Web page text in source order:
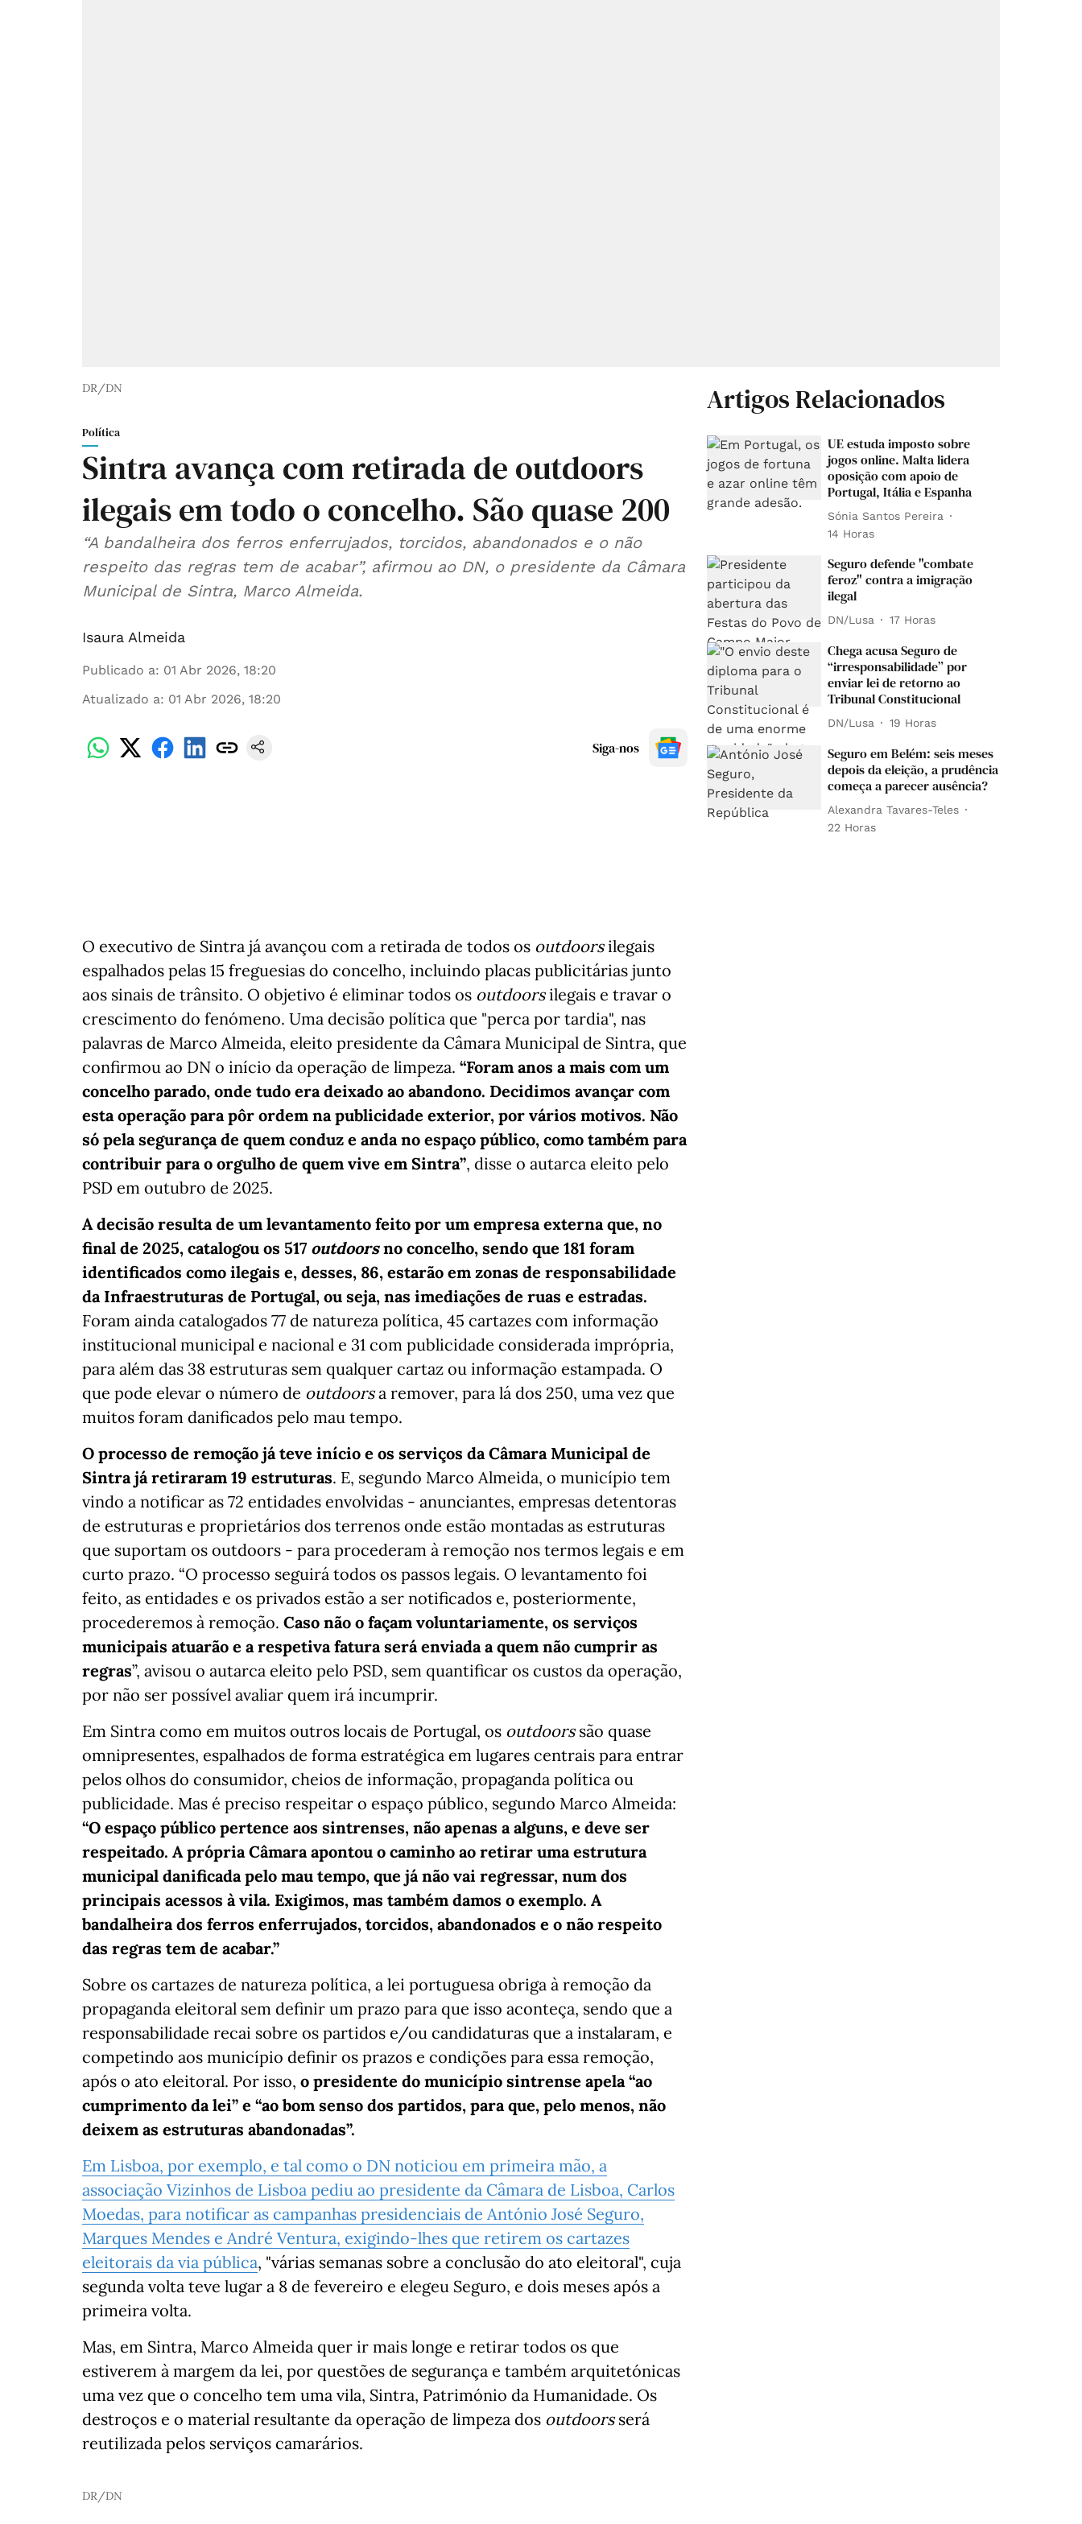
DR/DN
Política
Sintra avança com retirada de outdoors
ilegais em todo o concelho. São quase 200
“A bandalheira dos ferros enferrujados, torcidos, abandonados e o não
respeito das regras tem de acabar”, afirmou ao DN, o presidente da Câmara
Municipal de Sintra, Marco Almeida.
Isaura Almeida
Publicado a: 01 Abr 2026, 18:20
Atualizado a: 01 Abr 2026, 18:20
Siga-nos
O executivo de Sintra já avançou com a retirada de todos os outdoorsilegais
espalhados pelas 15 freguesias do concelho, incluindo placas publicitárias junto
aos sinais de trânsito. O objetivo é eliminar todos os outdoorsilegais e travar o
crescimento do fenómeno. Uma decisão política que "perca por tardia", nas
palavras de Marco Almeida, eleito presidente da Câmara Municipal de Sintra, que
confirmou ao DN o início da operação de limpeza. “Foram anos a mais com um
concelho parado, onde tudo era deixado ao abandono. Decidimos avançar com
esta operação para pôr ordem na publicidade exterior, por vários motivos. Não
só pela segurança de quem conduz e anda no espaço público, como também para
contribuir para o orgulho de quem vive em Sintra”, disse o autarca eleito pelo
PSD em outubro de 2025.
A decisão resulta de um levantamento feito por um empresa externa que, no
final de 2025, catalogou os 517 outdoorsno concelho, sendo que 181 foram
identificados como ilegais e, desses, 86, estarão em zonas de responsabilidade
da Infraestruturas de Portugal, ou seja, nas imediações de ruas e estradas.
Foram ainda catalogados 77 de natureza política, 45 cartazes com informação
institucional municipal e nacional e 31 com publicidade considerada imprópria,
para além das 38 estruturas sem qualquer cartaz ou informação estampada. O
que pode elevar o número de outdoorsa remover, para lá dos 250, uma vez que
muitos foram danificados pelo mau tempo.
O processo de remoção já teve início e os serviços da Câmara Municipal de
Sintra já retiraram 19 estruturas. E, segundo Marco Almeida, o município tem
vindo a notificar as 72 entidades envolvidas - anunciantes, empresas detentoras
de estruturas e proprietários dos terrenos onde estão montadas as estruturas
que suportam os outdoors - para procederam à remoção nos termos legais e em
curto prazo. “O processo seguirá todos os passos legais. O levantamento foi
feito, as entidades e os privados estão a ser notificados e, posteriormente,
procederemos à remoção. Caso não o façam voluntariamente, os serviços
municipais atuarão e a respetiva fatura será enviada a quem não cumprir as
regras”, avisou o autarca eleito pelo PSD, sem quantificar os custos da operação,
por não ser possível avaliar quem irá incumprir.
Em Sintra como em muitos outros locais de Portugal, os outdoorssão quase
omnipresentes, espalhados de forma estratégica em lugares centrais para entrar
pelos olhos do consumidor, cheios de informação, propaganda política ou
publicidade. Mas é preciso respeitar o espaço público, segundo Marco Almeida:
“O espaço público pertence aos sintrenses, não apenas a alguns, e deve ser
respeitado. A própria Câmara apontou o caminho ao retirar uma estrutura
municipal danificada pelo mau tempo, que já não vai regressar, num dos
principais acessos à vila. Exigimos, mas também damos o exemplo. A
bandalheira dos ferros enferrujados, torcidos, abandonados e o não respeito
das regras tem de acabar.”
Sobre os cartazes de natureza política, a lei portuguesa obriga à remoção da
propaganda eleitoral sem definir um prazo para que isso aconteça, sendo que a
responsabilidade recai sobre os partidos e/ou candidaturas que a instalaram, e
competindo aos município definir os prazos e condições para essa remoção,
após o ato eleitoral. Por isso, o presidente do município sintrense apela “ao
cumprimento da lei” e “ao bom senso dos partidos, para que, pelo menos, não
deixem as estruturas abandonadas”.
Em Lisboa, por exemplo, e tal como o DN noticiou em primeira mão, a
associação Vizinhos de Lisboa pediu ao presidente da Câmara de Lisboa, Carlos
Moedas, para notificar as campanhas presidenciais de António José Seguro,
Marques Mendes e André Ventura, exigindo-lhes que retirem os cartazes
eleitorais da via pública, "várias semanas sobre a conclusão do ato eleitoral", cuja
segunda volta teve lugar a 8 de fevereiro e elegeu Seguro, e dois meses após a
primeira volta.
Mas, em Sintra, Marco Almeida quer ir mais longe e retirar todos os que
estiverem à margem da lei, por questões de segurança e também arquitetónicas
uma vez que o concelho tem uma vila, Sintra, Património da Humanidade. Os
destroços e o material resultante da operação de limpeza dos outdoorsserá
reutilizada pelos serviços camarários.
DR/DN
Artigos Relacionados
UE estuda imposto sobre
jogos online. Malta lidera
oposição com apoio de
Portugal, Itália e Espanha
Sónia Santos Pereira
14 Horas
Seguro defende "combate
feroz" contra a imigração
ilegal
DN/Lusa 17 Horas
Chega acusa Seguro de
“irresponsabilidade” por
enviar lei de retorno ao
Tribunal Constitucional
DN/Lusa 19 Horas
Seguro em Belém: seis meses
depois da eleição, a prudência
começa a parecer ausência?
Alexandra Tavares-Teles
22 Horas